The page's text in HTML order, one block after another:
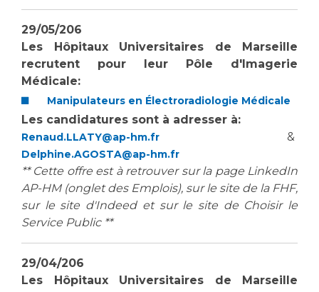
Qualité
Nos indicateurs qualité et de sécurité des soins
Protection des données
Sécurité
Les recherches en santé à l’AP-HM
Lieu de santé sans tabac
29/05/206
Les Hôpitaux Universitaires de Marseille
recrutent pour leur Pôle d'Imagerie
Médicale:
Manipulateurs en Électroradiologie Médicale
Les candidatures sont à adresser à:
Renaud.LLATY@ap-hm.fr &
Delphine.AGOSTA@ap-hm.fr
** Cette offre est à retrouver sur la page LinkedIn
AP-HM (onglet des Emplois), sur le site de la FHF,
sur le site d'Indeed et sur le site de Choisir le
Service Public **
29/04/206
Les Hôpitaux Universitaires de Marseille